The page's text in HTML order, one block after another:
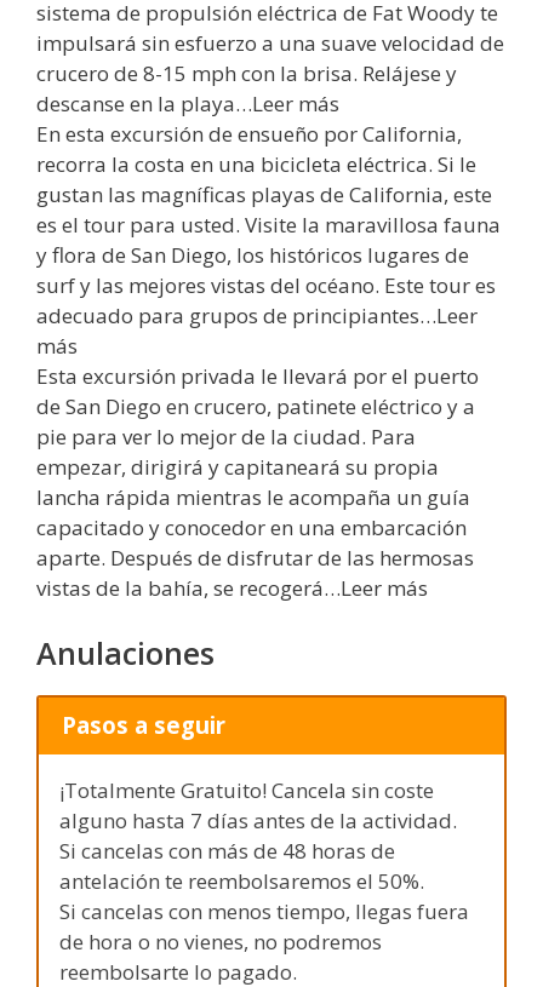
sistema de propulsión eléctrica de Fat Woody te
impulsará sin esfuerzo a una suave velocidad de
crucero de 8-15 mph con la brisa. Relájese y
descanse en la playa…Leer más
En esta excursión de ensueño por California,
recorra la costa en una bicicleta eléctrica. Si le
gustan las magníficas playas de California, este
es el tour para usted. Visite la maravillosa fauna
y flora de San Diego, los históricos lugares de
surf y las mejores vistas del océano. Este tour es
adecuado para grupos de principiantes…Leer
más
Esta excursión privada le llevará por el puerto
de San Diego en crucero, patinete eléctrico y a
pie para ver lo mejor de la ciudad. Para
empezar, dirigirá y capitaneará su propia
lancha rápida mientras le acompaña un guía
capacitado y conocedor en una embarcación
aparte. Después de disfrutar de las hermosas
vistas de la bahía, se recogerá…Leer más
Anulaciones
Pasos a seguir
¡Totalmente Gratuito! Cancela sin coste
alguno hasta 7 días antes de la actividad.
Si cancelas con más de 48 horas de
antelación te reembolsaremos el 50%.
Si cancelas con menos tiempo, llegas fuera
de hora o no vienes, no podremos
reembolsarte lo pagado.